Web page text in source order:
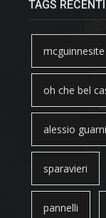
TAGS RECENTI
mcguinnesite
oh che bel
alessio
sparavieri
pannelli